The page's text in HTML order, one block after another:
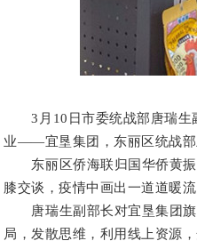
3 月10日市委统战部唐瑞
业——宜垦集团，东丽区统战
东丽区侨海联归国华侨黄
膝交谈，疫情中画出一道道暖
唐瑞生副部长对宜垦集团
局，发散思维，利用线上资源